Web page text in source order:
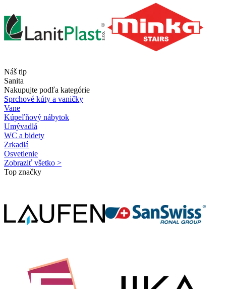
Náš tip
Sanita
Nakupujte podľa kategórie
Sprchové kúty a vaničky
Vane
Kúpeľňový nábytok
Umývadlá
WC a bidety
Zrkadlá
Osvetlenie
Zobraziť všetko >
Top značky